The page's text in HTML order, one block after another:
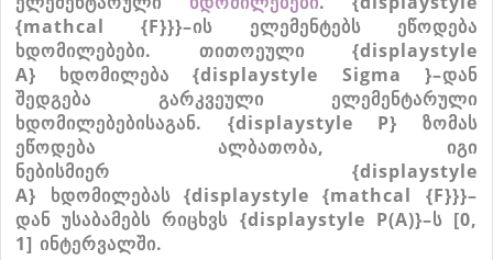
{mathcal {F}}}–ის ელემენტებს
ეწოდება
ხდომილებები. თითოეული {displaystyle
A}
ხდომილება {displaystyle Sigma }–დან
შედგება
გარკვეული
ელემენტარული
ხდომილებებისაგან. {displaystyle P}
ზომას
ეწოდება
ალბათობა, იგი
ნებისმიერ {displaystyle
A}
ხდომილებას{displaystyle {mathcal {F}}}–
დან უსაბამებს რიცხვს {displaystyle P(A)}–ს[0,
1]ინტერვალში.